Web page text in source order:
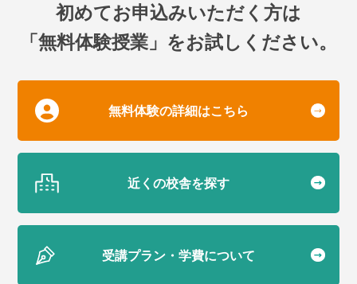
初めてお申込みいただく方は
「無料体験授業」をお試しください。
無料体験の詳細はこちら
近くの校舎を探す
受講プラン・学費について